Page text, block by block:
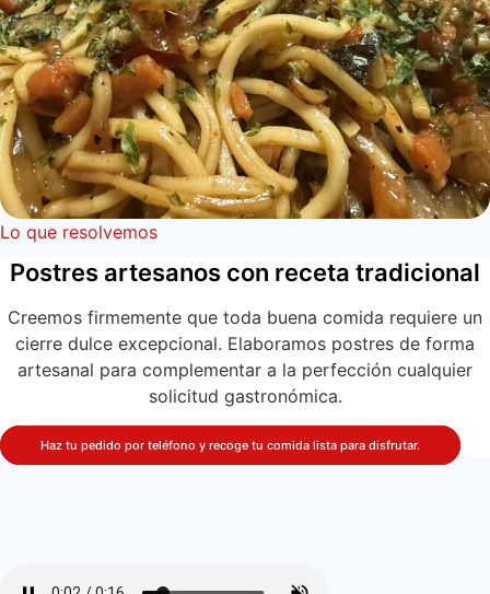
Lo que resolvemos
Postres artesanos con receta tradicional
Creemos firmemente que toda buena comida requiere un
cierre dulce excepcional. Elaboramos postres de forma
artesanal para complementar a la perfección cualquier
solicitud gastronómica.
Haz tu pedido por teléfono y recoge tu comida lista para disfrutar.